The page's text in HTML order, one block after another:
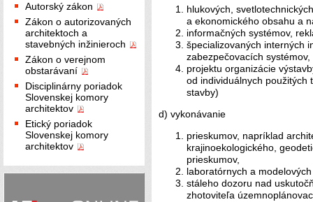
Autorský zákon
Zákon o autorizovaných
architektoch a
stavebných inžinieroch
Zákon o verejnom
obstarávaní
Disciplinárny poriadok
Slovenskej komory
architektov
Etický poriadok
Slovenskej komory
architektov
hlukových,
a ekonomického obsahu a
informačných systémov,
špecializovaných interných
zabezpečovacích systémov,
projektu organizácie
od individuálnych
stavby)
d) vykonávanie
prieskumov, napríklad
krajinoekologického,
prieskumov,
laboratórnych a
stáleho dozoru nad
zhotoviteľa